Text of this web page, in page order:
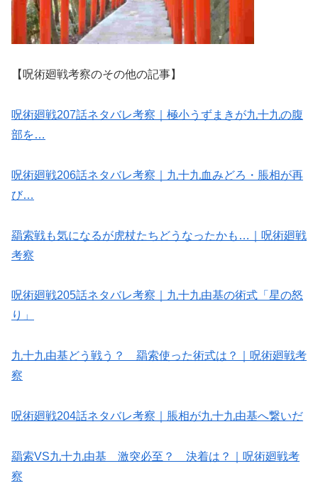
【呪術廻戦考察のその他の記事】
呪術廻戦207話ネタバレ考察｜極小うずまきが九十九の腹
部を…
呪術廻戦206話ネタバレ考察｜九十九血みどろ・脹相が再
び…
羂索戦も気になるが虎杖たちどうなったかも…｜呪術廻戦
考察
呪術廻戦205話ネタバレ考察｜九十九由基の術式「星の怒
り」
九十九由基どう戦う？ 羂索使った術式は？｜呪術廻戦考
察
呪術廻戦204話ネタバレ考察｜脹相が九十九由基へ繋いだ
羂索VS九十九由基 激突必至？ 決着は？｜呪術廻戦考
察